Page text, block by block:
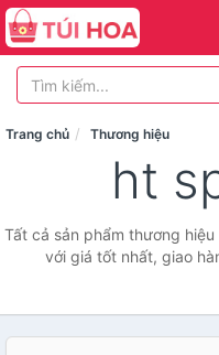
Trang chủ Thương hiệu
ht
Tất cả sản phẩm thương
với giá tốt nhất, giao